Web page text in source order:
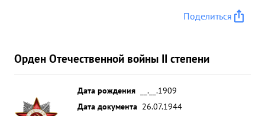
Поделиться
Орден Отечественной войны II степени
Дата рождения
__.__.1909
Дата документа 26.07.1944